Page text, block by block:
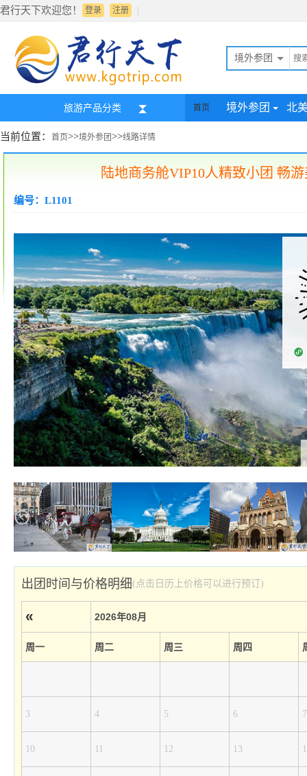
君行天下欢迎您！ 登录 |
注册
境外参团
旅游产品分类 首页 境外参团 北
当前位置： 首页>>境外参团>>线路详情
陆地商务舱VIP10人精致小团 畅
编号：L1101
出团时间与价格明细(点击日历上价格可以进行预订)
« 2026年08月
周一 周二 周三 周四
3 4 5 6 7
10 11 12 13